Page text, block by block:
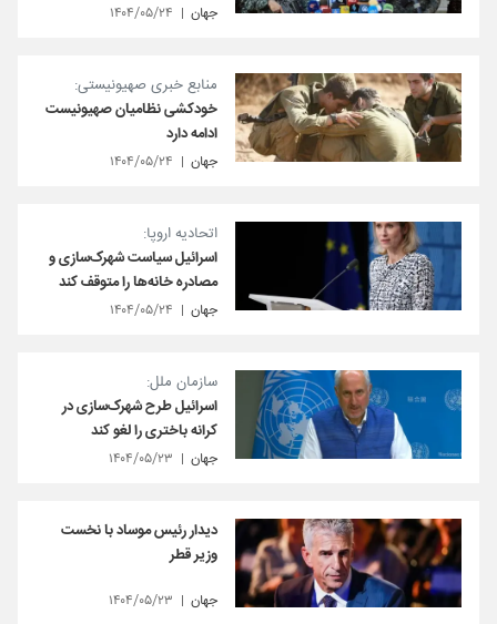
جهان ۱۴۰۴/۰۵/۲۴
منابع خبری صهیونیستی:
خودکشی نظامیان صهیونیست
ادامه دارد
جهان ۱۴۰۴/۰۵/۲۴
اتحادیه اروپا:
اسرائیل سیاست شهرک‌سازی و
مصادره خانه‌ها را متوقف کند
جهان ۱۴۰۴/۰۵/۲۴
سازمان ملل:
اسرائیل طرح شهرک‌سازی‌ در
کرانه باختری را لغو کند
جهان ۱۴۰۴/۰۵/۲۳
دیدار رئیس موساد با نخست
وزیر قطر
جهان ۱۴۰۴/۰۵/۲۳